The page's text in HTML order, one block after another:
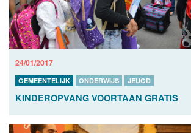
24/01/2017
GEMEENTELIJK ONDERWIJS JEUGD
KINDEROPVANG VOORTAAN GRATIS